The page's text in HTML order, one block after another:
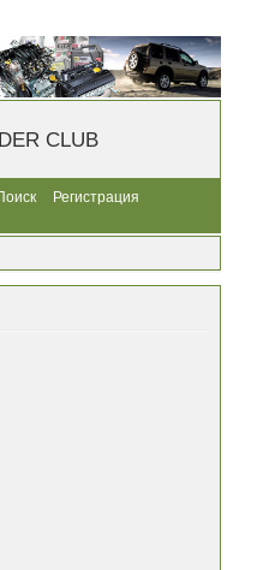
CLUB
Регистрация